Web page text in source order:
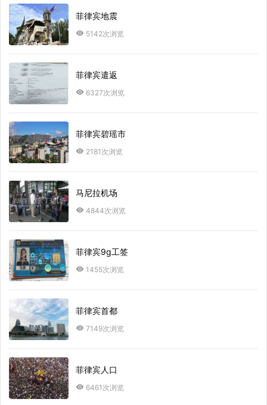
菲律宾地震
5142次浏览
菲律宾遣返
6327次浏览
菲律宾碧瑶市
2181次浏览
马尼拉机场
4844次浏览
菲律宾9g工签
1455次浏览
菲律宾首都
7149次浏览
菲律宾人口
6461次浏览